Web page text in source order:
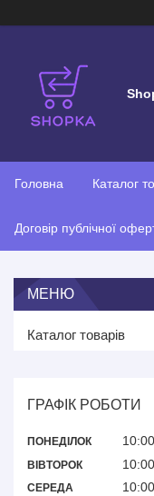
Головна Каталог
Договір публічної
Каталог товарів
ГРАФІК РОБОТИ
ПОНЕДІЛОК 10:00
ВІВТОРОК 10:00
СЕРЕДА 10:00